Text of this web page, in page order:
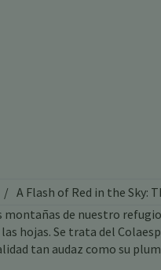
/ A Flash of Red in the Sky:
montañas de nuestro
hojas. Se trata del
tan audaz como su